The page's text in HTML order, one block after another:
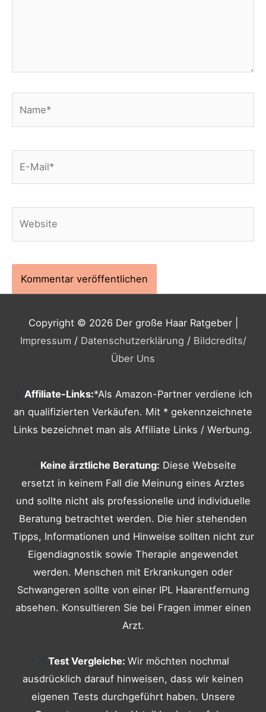
Copyright © 2026 Der große Haar Ratgeber|
Impressum / Datenschutzerklärung / Bildcredits/
Über Uns
Affiliate-Links:*Als Amazon-Partner verdiene ich
an qualifizierten Verkäufen. Mit * gekennzeichnete
Links bezeichnet man als Affiliate Links / Werbung.
Keine ärztliche Beratung: Diese Webseite
ersetzt in keinem Fall die Meinung eines Arztes
und sollte nicht als professionelle und individuelle
Beratung betrachtet werden. Die hier stehenden
Tipps, Informationen und Hinweise sollten nicht zur
Eigendiagnostik sowie Therapie angewendet
werden. Menschen mit Erkrankungen oder
Schwangeren sollte von einer IPL Haarentfernung
absehen. Konsultieren Sie bei Fragen immer einen
Arzt.
Test Vergleiche: Wir möchten nochmal
ausdrücklich darauf hinweisen, dass wir keinen
eigenen Tests durchgeführt haben. Unsere